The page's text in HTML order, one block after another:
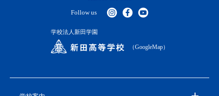
Follow us
学校法人新田学園
（GoogleMap）